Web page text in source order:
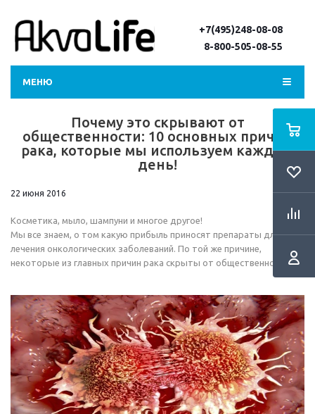
+7(495)248-08-08
8-800-505-08-55
МЕНЮ
Почему это скрывают от
общественности: 10 основных причин
рака, которые мы используем каждый
день!
22 июня 2016
Косметика, мыло, шампуни и многое другое!
Мы все знаем, о том какую прибыль приносят препараты для
лечения онкологических заболеваний. По той же причине,
некоторые из главных причин рака скрыты от общественности.